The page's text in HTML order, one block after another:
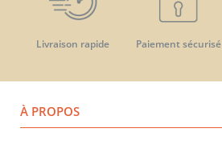
Livraison rapide Paiement sécurisé
À PROPOS